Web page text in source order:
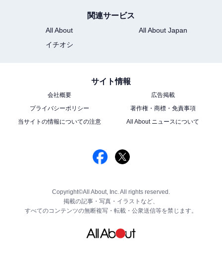
関連サービス
All About
All About Japan
イチオシ
サイト情報
会社概要
広告掲載
プライバシーポリシー
著作権・商標・免責事項
当サイトの情報についての注意
All About ニュースについて
Copyright©All About, Inc. All rights reserved.
掲載の記事・写真・イラストなど、
すべてのコンテンツの無断複写・転載・公衆送信等を禁じます。